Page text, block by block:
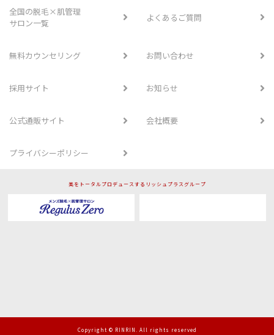
全国の脱毛×肌管理
サロン一覧
よくあるご質問
無料カウンセリング お問い合わせ
採用サイト お知らせ
公式通販サイト 会社概要
プライバシーポリシー
美をトータルプロデュースするリッシュプラスグループ
Copyright © RINRIN. All rights reserved